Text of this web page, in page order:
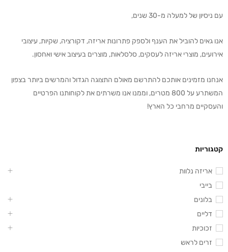
עם ניסיון של למעלה מ-30 שנים,
אנו גאים להוביל את הענף ולספק פתרונות אריזה, דקורציה, שקיות, עיצובי
אירועים, מוצרי אריזה לעסקים, סלסלאות, מוצרים בעיצוב אישי ואחסון.
אנחנו מזמינים אותכם להתרשם מאולם התצוגה הגדול והמרשים ביותר בצפון
המשתרע על 800 מטרים, וממנו אנו משרתים את לקוחותנו הפרטיים
והעסקיים מרחבי כל הארץ!
קטגוריות
אריזה נלוות
בייבי
בלונים
דליים
זכוכיות
זרים לראש